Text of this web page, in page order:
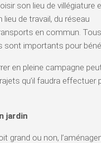
son lieu de villégiature
de travail, du réseau
en commun. Tous
sont importants pour
en pleine campagne
qu’il faudra effectuer
jardin
grand ou non,